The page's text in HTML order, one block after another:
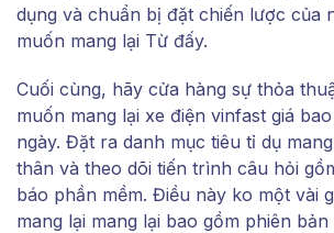
dụng và chuẩn bị đặt chiến lược của
muốn mang lại Từ đấy.
Cuối cùng, hãy cửa hàng sự thỏa
muốn mang lại xe điện vinfast giá
ngày. Đặt ra danh mục tiêu tỉ dụ
thân và theo dõi tiến trình câu hỏi
báo phần mềm. Điều này ko một vài
mang lại mang lại bao gồm phiên